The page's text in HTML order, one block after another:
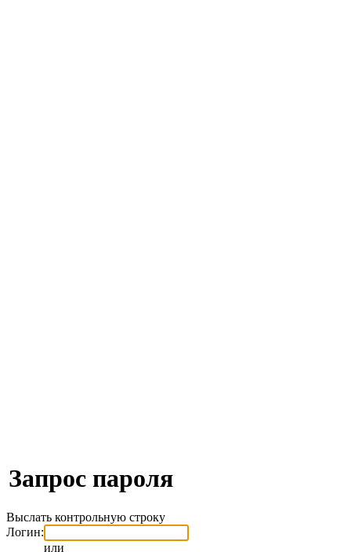
Запрос пароля
Выслать контрольную строку
Логин:
или